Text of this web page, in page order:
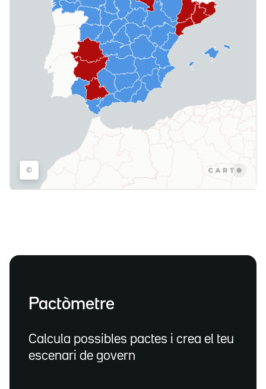
Pactòmetre
Calcula possibles pactes i crea el teu
escenari de govern